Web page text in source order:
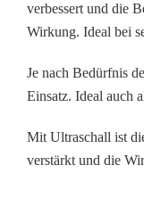
verbessert und die
Wirkung. Ideal bei
Je nach Bedürfnis
Einsatz. Ideal auch
Mit Ultraschall ist
verstärkt und die